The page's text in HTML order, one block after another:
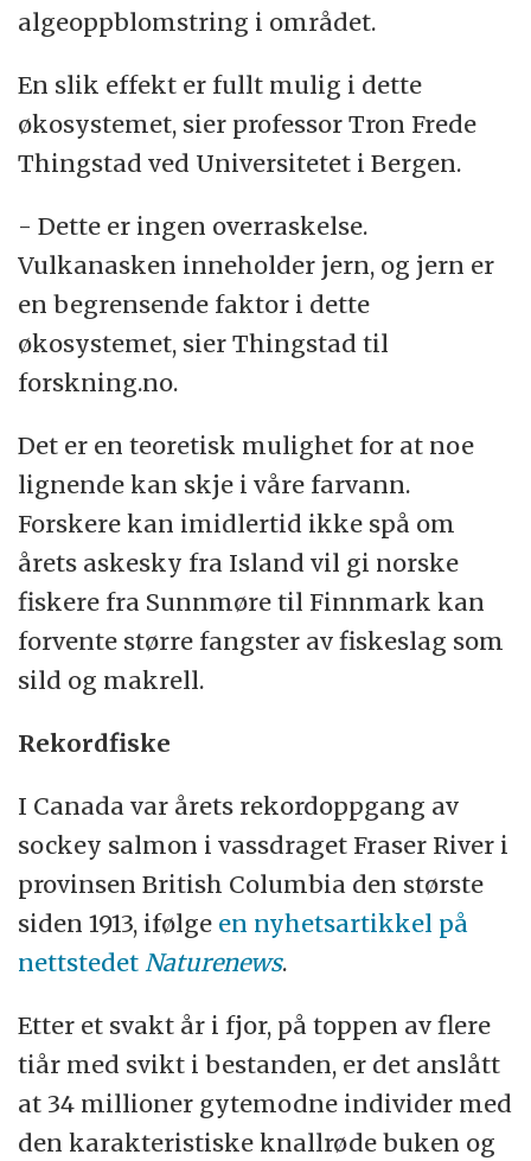
algeoppblomstring i området.
En slik effekt er fullt mulig i dette
økosystemet, sier professor Tron Frede
Thingstad ved Universitetet i Bergen.
- Dette er ingen overraskelse.
Vulkanasken inneholder jern, og jern er
en begrensende faktor i dette
økosystemet, sier Thingstad til
forskning.no.
Det er en teoretisk mulighet for at noe
lignende kan skje i våre farvann.
Forskere kan imidlertid ikke spå om
årets askesky fra Island vil gi norske
fiskere fra Sunnmøre til Finnmark kan
forvente større fangster av fiskeslag som
sild og makrell.
Rekordfiske
I Canada var årets rekordoppgang av
sockey salmon i vassdraget Fraser River i
provinsen British Columbia den største
siden 1913, ifølge en nyhetsartikkel på
nettstedet Naturenews.
Etter et svakt år i fjor, på toppen av flere
tiår med svikt i bestanden, er det anslått
at 34 millioner gytemodne individer med
den karakteristiske knallrøde buken og